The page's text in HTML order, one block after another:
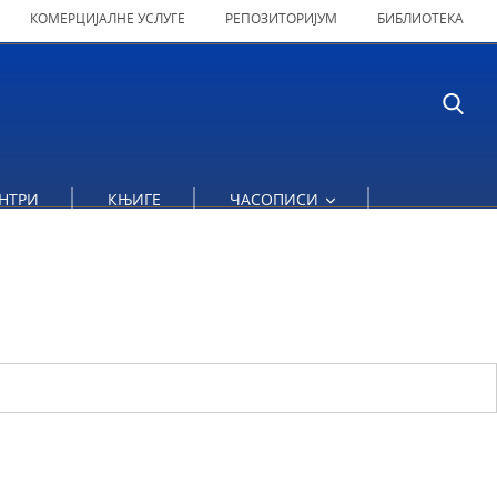
КОМЕРЦИЈАЛНЕ УСЛУГЕ РЕПОЗИТОРИЈУМ БИБЛИОТЕКА
КЊИГЕ ЧАСОПИСИ